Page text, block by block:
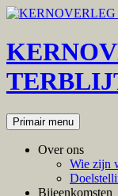
Ga
de
inhoud
Zoeken
Primair menu
Over ons
Wie zijn
Bijeenkomsten